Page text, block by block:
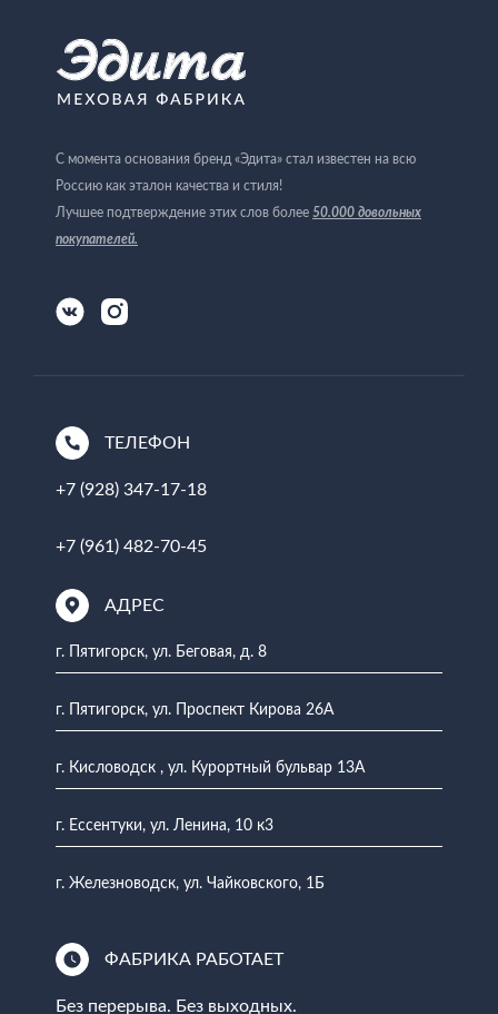
С момента основания бренд «Эдита» стал известен на всю
Россию как эталон качества и стиля!
Лучшее подтверждение этих слов более 50.000 довольных
покупателей.
ТЕЛЕФОН
+7 (928) 347-17-18
+7 (961) 482-70-45
АДРЕС
г. Пятигорск, ул. Беговая, д. 8
г. Пятигорск, ул. Проспект Кирова 26А
г. Кисловодск , ул. Курортный бульвар 13А
г. Ессентуки, ул. Ленина, 10 к3
г. Железноводск, ул. Чайковского, 1Б
ФАБРИКА РАБОТАЕТ
Без перерыва. Без выходных.